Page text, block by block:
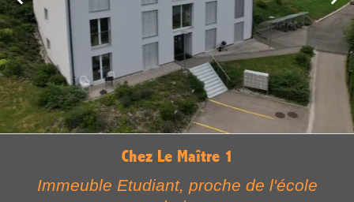
Chez Le Maître 1
Immeuble Etudiant, proche de l'école